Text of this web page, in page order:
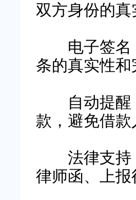
双方身份的
电子签名
条的真实性和
自动提醒
款，避免借
法律支持
律师函、上